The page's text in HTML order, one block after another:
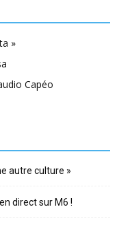
»
Capéo
autre culture »
direct sur M6 !